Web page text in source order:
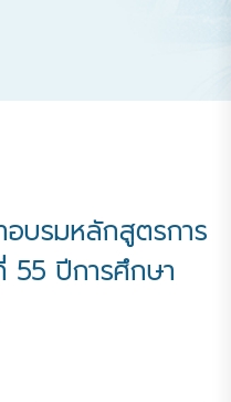
บรมหลักสูตรการ
55 ปีการศึกษา